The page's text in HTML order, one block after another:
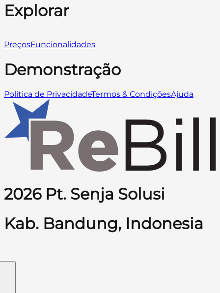
Explorar
PreçosFuncionalidades
Demonstração
Política de PrivacidadeTermos & CondiçõesAjuda
2026 Pt. Senja Solusi
Kab. Bandung, Indonesia